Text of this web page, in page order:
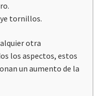
tornillos.
otra
los aspectos, estos
un aumento de la